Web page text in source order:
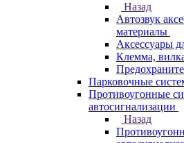
Назад
Автозвук
материалы
Аксессуары
Клемма,
Парковочные
Противоугонные
автосигнализации
Назад